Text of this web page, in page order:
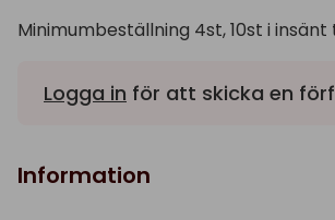
Minimumbeställning 4st, 10st i insänt
Logga in för att skicka en
Information